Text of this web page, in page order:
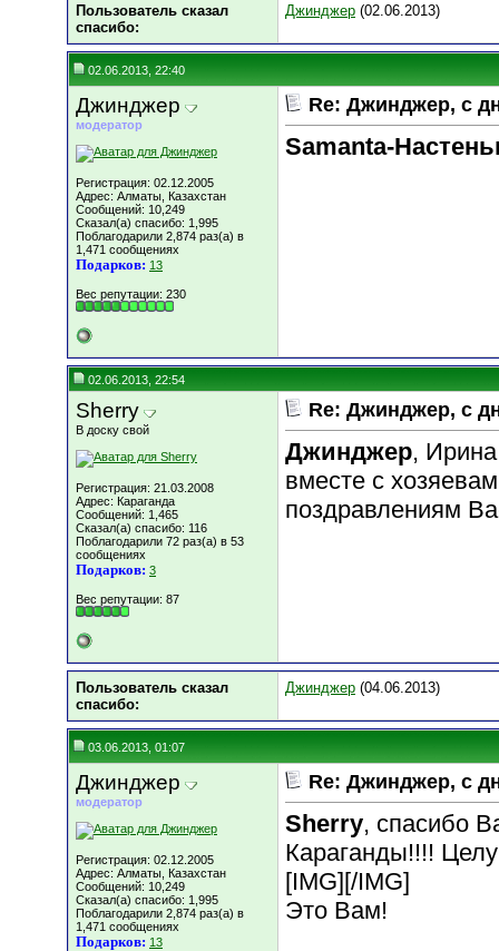
Пользователь сказал
cпасибо:
Джинджер (02.06.2013)
02.06.2013, 22:40
Джинджер
модератор
Регистрация: 02.12.2005
Адрес: Алматы, Казахстан
Сообщений: 10,249
Сказал(а) спасибо: 1,995
Поблагодарили 2,874 раз(а) в
1,471 сообщениях
Подарков: 13
Вес репутации: 230
Re: Джинджер, с
Samanta-
02.06.2013, 22:54
Sherry
В доску свой
Регистрация: 21.03.2008
Адрес: Караганда
Сообщений: 1,465
Сказал(а) спасибо: 116
Поблагодарили 72 раз(а) в 53
сообщениях
Подарков: 3
Вес репутации: 87
Re: Джинджер, с
Джинджер,
вместе с
поздравлениям
Пользователь сказал
cпасибо:
Джинджер (04.06.2013)
03.06.2013, 01:07
Джинджер
модератор
Регистрация: 02.12.2005
Адрес: Алматы, Казахстан
Сообщений: 10,249
Сказал(а) спасибо: 1,995
Поблагодарили 2,874 раз(а) в
1,471 сообщениях
Подарков: 13
Re: Джинджер, с
Sherry, спасибо
Караганды!!!!
[IMG] [/IMG]
Это Вам!